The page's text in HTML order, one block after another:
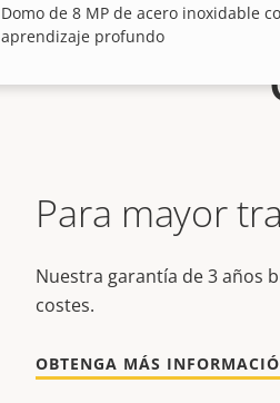
Domo de 8 MP de acero inoxidable
aprendizaje profundo
Para mayor
Nuestra garantía de 3 años
costes.
OBTENGA MÁS